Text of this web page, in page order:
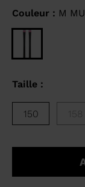
Couleur : M
Taille :
150 158